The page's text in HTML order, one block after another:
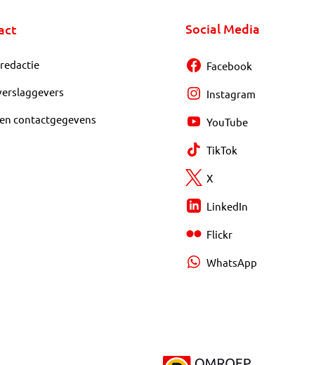
contactgegevens
Social Media
Facebook
Instagram
YouTube
TikTok
X
LinkedIn
Flickr
WhatsApp